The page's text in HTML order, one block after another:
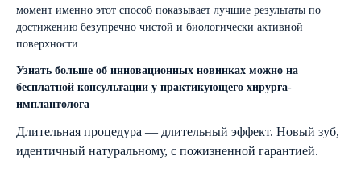
момент именно этот способ показывает лучшие результаты по
достижению безупречно чистой и биологически активной
поверхности.
Узнать больше об инновационных новинках можно на
бесплатной консультации у практикующего хирурга-
имплантолога
Длительная процедура — длительный эффект. Новый зуб,
идентичный натуральному, с пожизненной гарантией.